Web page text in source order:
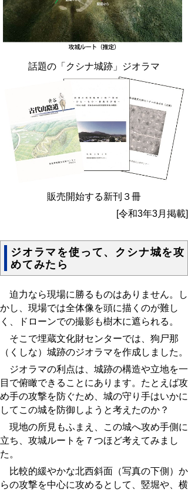
話題の「クシナ城跡」ジオラマ
販売開始する新刊３冊
[令和3年3月掲載]
ジオラマを使って、クシナ城を攻
めてみたら
迫力なら現場に勝るものはありません。し
かし、現場では全体像を頭に描くのが難し
く、ドローンでの撮影も樹木に遮られる。
そこで埋蔵文化財センターでは、狗尸那
（くしな）城跡のジオラマを作成しました。
ジオラマの利点は、城跡の構造や立地を一
目で俯瞰できることにあります。たとえば攻
め手の攻撃を防ぐため、城の守り手はいかに
してこの城を防御しようと考えたのか？
現地の所見もふまえ、この城へ攻め手側に
立ち、攻城ルートを７つほど考えてみまし
た。
比較的緩やかな北西斜面（写真の下側）か
らの攻撃を中心に攻めるとして、竪堀や、横